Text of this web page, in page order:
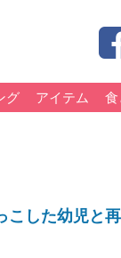
グ アイテム 食
した幼児と